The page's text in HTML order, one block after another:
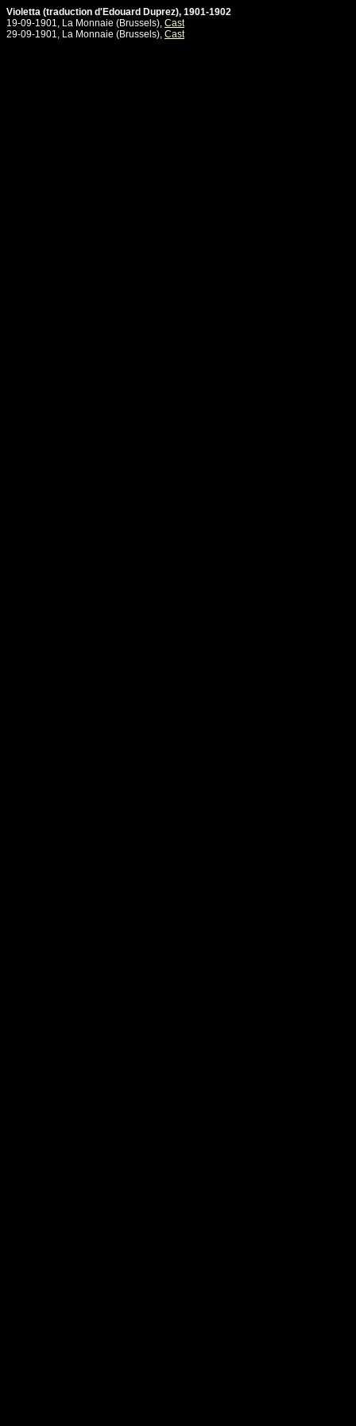
Violetta (traduction d'Edouard Duprez), 1901-1902
19-09-1901, La Monnaie (Brussels), Cast
29-09-1901, La Monnaie (Brussels), Cast